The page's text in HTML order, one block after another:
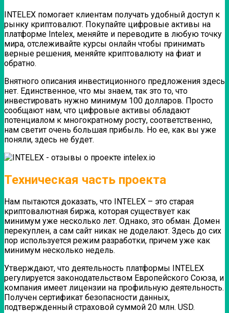
INTELEX помогает клиентам получать удобный доступ к
рынку криптовалют. Покупайте цифровые активы на
платформе Intelex, меняйте и переводите в любую точку
мира, отслеживайте курсы онлайн чтобы принимать
верные решения, меняйте криптовалюту на фиат и
обратно.
Внятного описания инвестиционного предложения здесь
нет. Единственное, что мы знаем, так это то, что
инвестировать нужно минимум 100 долларов. Просто
сообщают нам, что цифровые активы обладают
потенциалом к многократному росту, соответственно,
нам светит очень большая прибыль. Но ее, как вы уже
поняли, здесь не будет.
Техническая часть проекта
Нам пытаются доказать, что INTELEX – это старая
криптовалютная биржа, которая существует как
минимум уже несколько лет. Однако, это обман. Домен
перекуплен, а сам сайт никак не доделают. Здесь до сих
пор используется режим разработки, причем уже как
минимум несколько недель.
Утверждают, что деятельность платформы INTELEX
регулируется законодательством Европейского Союза, и
компания имеет лицензии на профильную деятельность.
Получен сертификат безопасности данных,
подтвержденный страховой суммой 20 млн. USD.